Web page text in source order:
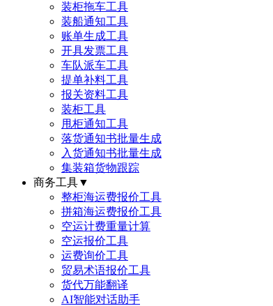
装柜拖车工具
装船通知工具
账单生成工具
开具发票工具
车队派车工具
提单补料工具
报关资料工具
装柜工具
甩柜通知工具
落货通知书批量生成
入货通知书批量生成
集装箱货物跟踪
商务工具▼
整柜海运费报价工具
拼箱海运费报价工具
空运计费重量计算
空运报价工具
运费询价工具
贸易术语报价工具
货代万能翻译
AI智能对话助手